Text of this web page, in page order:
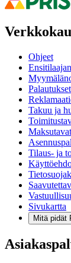
Ohjeet
Palautukset
Takuu ja
Maksutavat
Tilaus- ja
Sivukartta
Mitä pidät